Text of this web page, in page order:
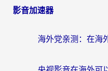
影音加速器